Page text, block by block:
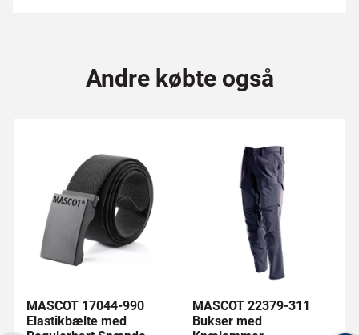
Andre købte også
MASCOT 17044-990
Elastikbælte med
MASCOT 22379-311
Bukser med